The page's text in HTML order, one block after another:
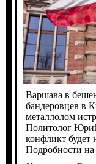
Варшава в
бандеровцев в
металлолом
Политолог
конфликт будет
Подробности на